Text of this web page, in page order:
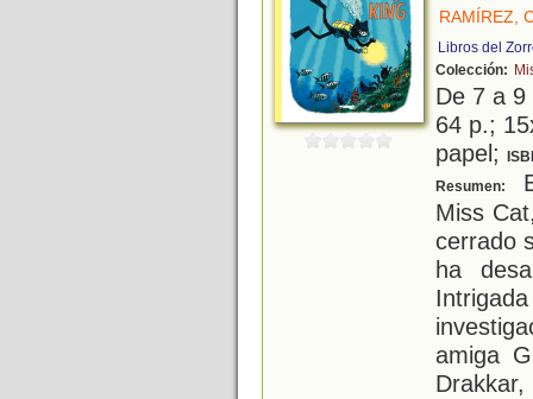
RAMÍREZ,
Libros del
Colección:
De 7 a
64 p.;
papel;
Resumen:
Miss
cerrado
ha
amiga
Drakkar,